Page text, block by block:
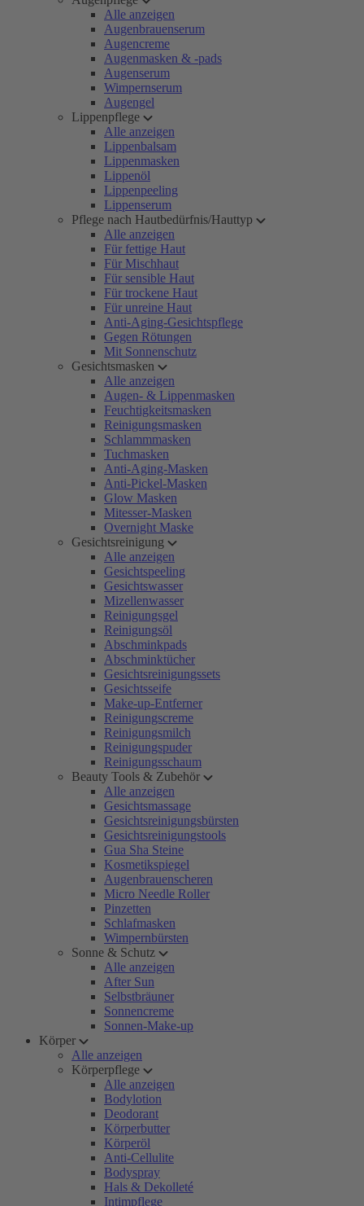
Alle anzeigen
Augenbrauenserum
Augencreme
Augenmasken & -pads
Augenserum
Wimpernserum
Augengel
Lippenpflege
Alle anzeigen
Lippenbalsam
Lippenmasken
Lippenöl
Lippenpeeling
Lippenserum
Pflege nach Hautbedürfnis/Hauttyp
Alle anzeigen
Für fettige Haut
Für Mischhaut
Für sensible Haut
Für trockene Haut
Für unreine Haut
Anti-Aging-Gesichtspflege
Gegen Rötungen
Mit Sonnenschutz
Gesichtsmasken
Alle anzeigen
Augen- & Lippenmasken
Feuchtigkeitsmasken
Reinigungsmasken
Schlammmasken
Tuchmasken
Anti-Aging-Masken
Anti-Pickel-Masken
Glow Masken
Mitesser-Masken
Overnight Maske
Gesichtsreinigung
Alle anzeigen
Gesichtspeeling
Gesichtswasser
Mizellenwasser
Reinigungsgel
Reinigungsöl
Abschminkpads
Abschminktücher
Gesichtsreinigungssets
Gesichtsseife
Make-up-Entferner
Reinigungscreme
Reinigungsmilch
Reinigungspuder
Reinigungsschaum
Beauty Tools & Zubehör
Alle anzeigen
Gesichtsmassage
Gesichtsreinigungsbürsten
Gesichtsreinigungstools
Gua Sha Steine
Kosmetikspiegel
Augenbrauenscheren
Micro Needle Roller
Pinzetten
Schlafmasken
Wimpernbürsten
Sonne & Schutz
Alle anzeigen
After Sun
Selbstbräuner
Sonnencreme
Sonnen-Make-up
Körper
Alle anzeigen
Körperpflege
Alle anzeigen
Bodylotion
Deodorant
Körperbutter
Körperöl
Anti-Cellulite
Bodyspray
Hals & Dekolleté
Intimpflege